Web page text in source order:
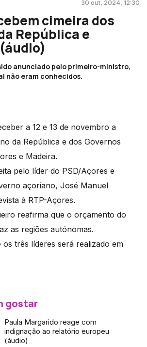
30 out, 2024, 12:30
cimeira dos
República e
anunciado pelo primeiro-ministro,
não eram conhecidos.
a 12 e 13 de novembro a
da República e dos Governos
e Madeira.
pelo líder do PSD/Açores e
açoriano, José Manuel
à RTP-Açores.
reafirma que o orçamento do
as regiões autónomas.
três líderes será realizado em
gostar
Paula Margarido reage com
indignação ao relatório europeu
(áudio)